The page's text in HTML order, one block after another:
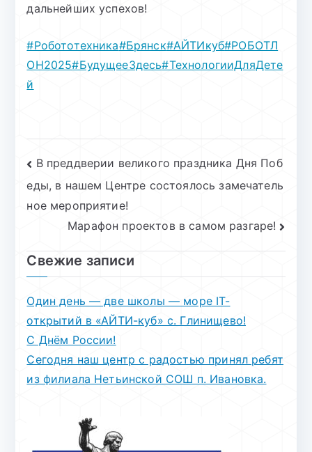
дальнейших успехов!
#Робототехника#Брянск#АЙТИкуб#РОБОТЛ
ОН2025#БудущееЗдесь#ТехнологииДляДете
й
Навигация
по
записям
В преддверии великого праздника Дня Поб
еды, в нашем Центре состоялось замечатель
ное мероприятие!
Марафон проектов в самом разгаре!
Свежие записи
Один день — две школы — море IT-
открытий в «АЙТИ-куб» с. Глинищево!
С Днём России!
Сегодня наш центр с радостью принял ребят
из филиала Нетьинской СОШ п. Ивановка.